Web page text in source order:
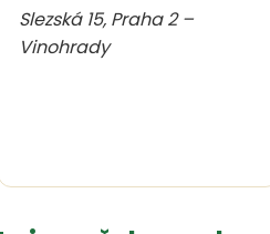
Slezská 15, Praha 2 –
Vinohrady